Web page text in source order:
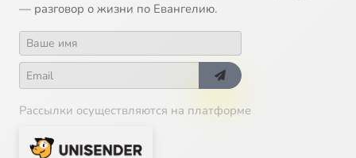
— разговор о жизни по Евангелию.
Рассылки осуществляются на платформе